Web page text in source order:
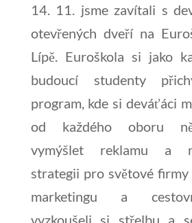
14. 11. jsme zavítali s
otevřených dveří na
Lípě. Euroškola si jako
budoucí studenty
program, kde si deváťáci
od každého oboru
vymýšlet reklamu a
strategii pro světové
marketingu a
vyzkoušeli si střelbu a